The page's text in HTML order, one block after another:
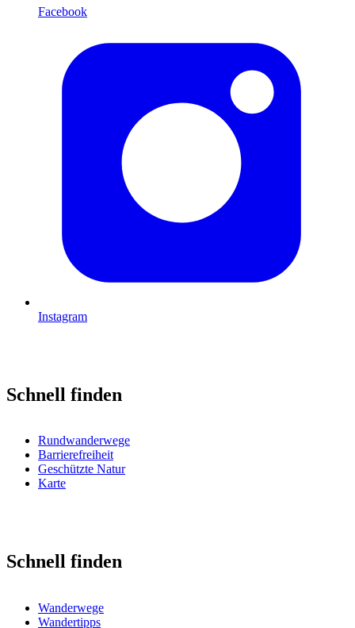
Facebook
Instagram
Schnell finden
Rundwanderwege
Barrierefreiheit
Geschützte Natur
Karte
Schnell finden
Wanderwege
Wandertipps